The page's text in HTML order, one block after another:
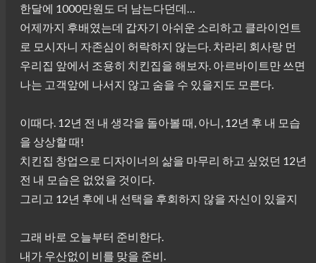
한달에 1000만원도 더 남는다던데…
어제까지 후배였는데 갑자기 아쉬운 소리하고 클라이언트
로 모시자니 자존심이 허락하지 않는다. 차라리 회사랑 먼
우리집 앞에서 조용히 치킨집을 해보자. 아르바이트만 쓰면
나는 고객앞에 나서지 않고 숨을 수 있을지도 모른다.
이때다. 12년 전 내 생각을 돌아볼 때, 아니, 12년 후 내 모습
을 상상할 때!
치킨집 창업으로 디자이너의 삶을 마무리 하고 싶었던 12년
전 내 모습은 없었을 것이다.
그리고 12년 후에 내 선택을 후회하지 않을 자신이 있을지
그래 바로 오늘부터 준비한다.
내가 우산없이 비를 맞을 준비.